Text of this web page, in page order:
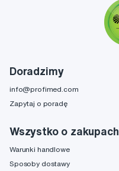
Doradzimy
info@profimed.com
Zapytaj o poradę
Wszystko o zakupach
Warunki handlowe
Sposoby dostawy